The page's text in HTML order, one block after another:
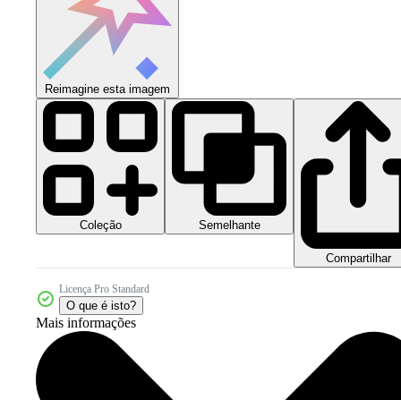
Reimagine esta imagem
Coleção Semelhante
Compartilhar
Licença Pro Standard
O que é isto?
Mais informações